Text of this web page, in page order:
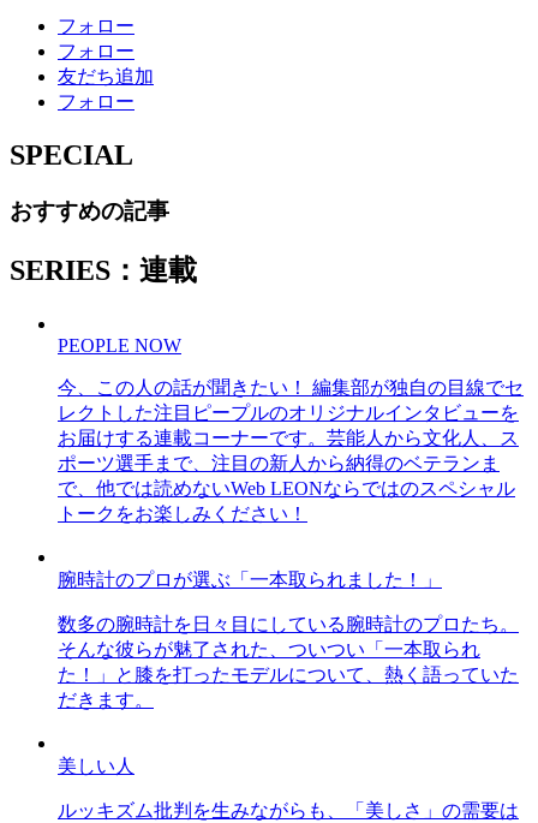
フォロー
フォロー
友だち追加
フォロー
SPECIAL
おすすめの記事
SERIES：連載
PEOPLE NOW
今、この人の話が聞きたい！ 編集部が独自の目線でセ
レクトした注目ピープルのオリジナルインタビューを
お届けする連載コーナーです。芸能人から文化人、ス
ポーツ選手まで、注目の新人から納得のベテランま
で、他では読めないWeb LEONならではのスペシャル
トークをお楽しみください！
腕時計のプロが選ぶ「一本取られました！」
数多の腕時計を日々目にしている腕時計のプロたち。
そんな彼らが魅了された、ついつい「一本取られ
た！」と膝を打ったモデルについて、熱く語っていた
だきます。
美しい人
ルッキズム批判を生みながらも、「美しさ」の需要は